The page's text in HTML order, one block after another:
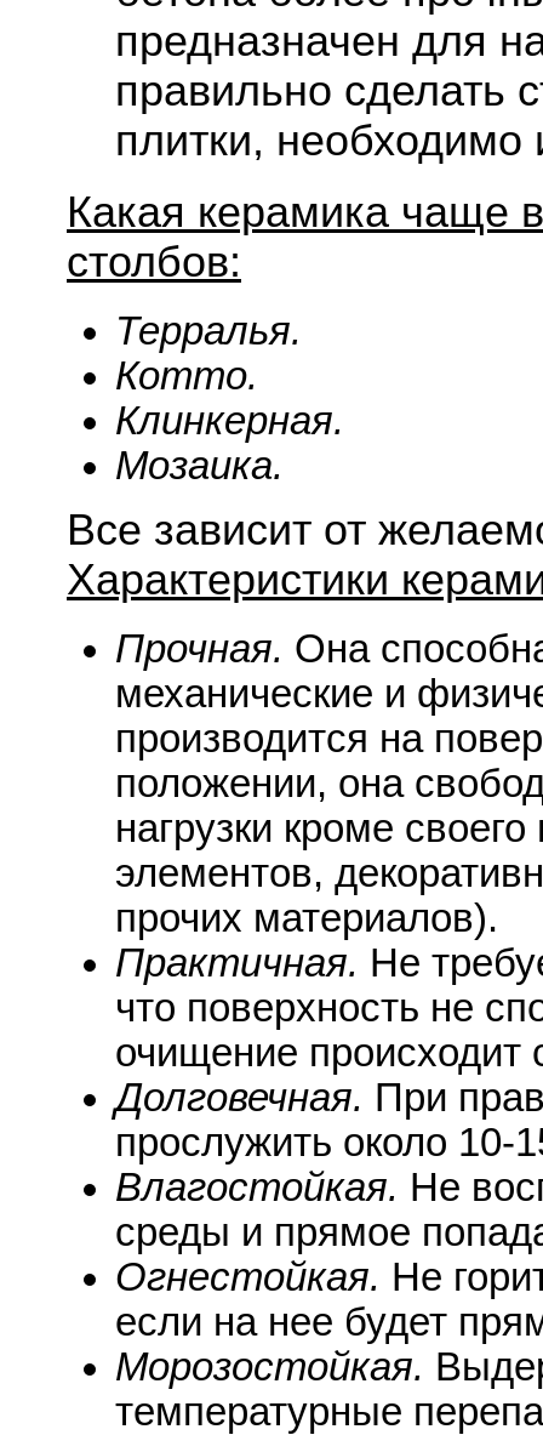
предназначен для
правильно сделать
плитки,
Какая керамика чаще
столбов:
Терралья.
Котто.
Клинкерная.
Мозаика.
Все зависит от
Характеристики
Прочная. Она
механические и
производится на
положении, она
нагрузки кроме
элементов,
прочих материалов).
Практичная. Не
что поверхность не
очищение
Долговечная. При
прослужить около 10-
Влагостойкая. Не
среды и прямое
Огнестойкая. Не
если на нее будет
Морозостойкая.
температурные